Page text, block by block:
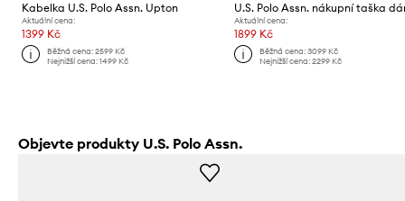
Kabelka U.S. Polo Assn. Upton
Aktuální cena:
1399 Kč
Běžná cena:2599 Kč
Nejnižší cena:1499 Kč
Aktuální cena:
1899 Kč
Běžná cena: 3099 Kč
Nejnižší cena: 2299 Kč
Objevte produkty U.S. Polo Assn.